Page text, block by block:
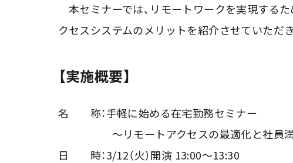
本セミナーでは、リモートワークを実現する
クセスシステムのメリットを紹介させていただき
【実施概要】
名 称：手軽に始める在宅勤務セミナー
～リモートアクセスの最適化と社員満
日 時：3/12（火）開演 13:00～13:30